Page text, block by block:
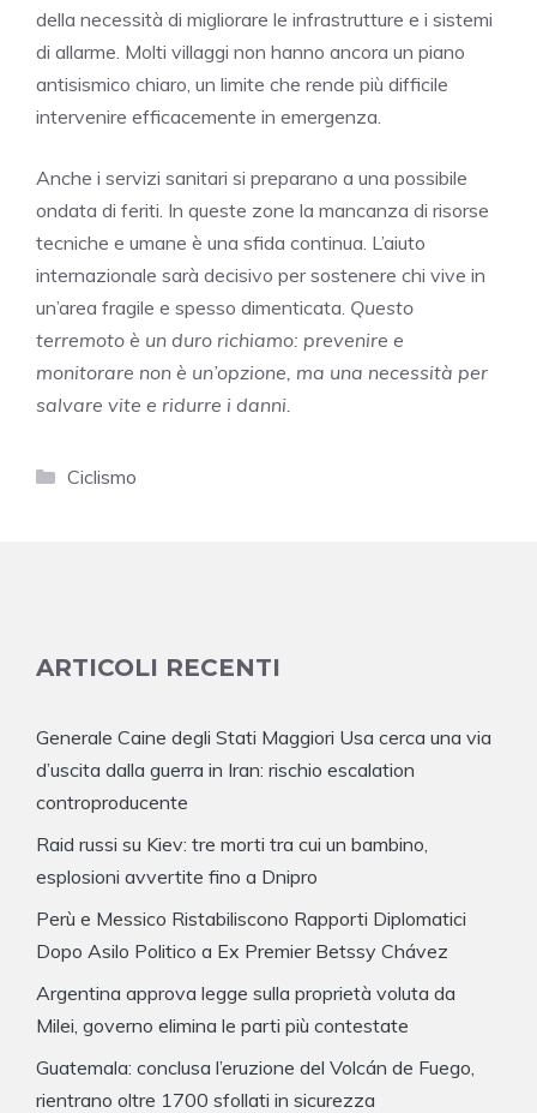
della necessità di migliorare le infrastrutture e i sistemi
di allarme. Molti villaggi non hanno ancora un piano
antisismico chiaro, un limite che rende più difficile
intervenire efficacemente in emergenza.
Anche i servizi sanitari si preparano a una possibile
ondata di feriti. In queste zone la mancanza di risorse
tecniche e umane è una sfida continua. L’aiuto
internazionale sarà decisivo per sostenere chi vive in
un’area fragile e spesso dimenticata. Questo
terremoto è un duro richiamo: prevenire e
monitorare non è un’opzione, ma una necessità per
salvare vite e ridurre i danni.
Categorie
Ciclismo
ARTICOLI RECENTI
Generale Caine degli Stati Maggiori Usa cerca una via
d’uscita dalla guerra in Iran: rischio escalation
controproducente
Raid russi su Kiev: tre morti tra cui un bambino,
esplosioni avvertite fino a Dnipro
Perù e Messico Ristabiliscono Rapporti Diplomatici
Dopo Asilo Politico a Ex Premier Betssy Chávez
Argentina approva legge sulla proprietà voluta da
Milei, governo elimina le parti più contestate
Guatemala: conclusa l’eruzione del Volcán de Fuego,
rientrano oltre 1700 sfollati in sicurezza